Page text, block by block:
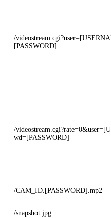
/
[PASSWORD]
/
wd=[PASSWORD]
/CAM_ID.[PASSWORD].mp2
/snapshot.jpg